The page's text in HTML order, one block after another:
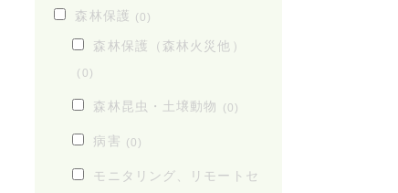
森林保護 (0)
森林保護（森林火災他）
(0)
森林昆虫・土壌動物 (0)
病害 (0)
モニタリング、リモートセ